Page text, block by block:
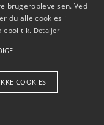
og vælg den
din løsning
Aps
brugeroplevelsen. Ved
du alle cookies i
Detaljer
COOKIES